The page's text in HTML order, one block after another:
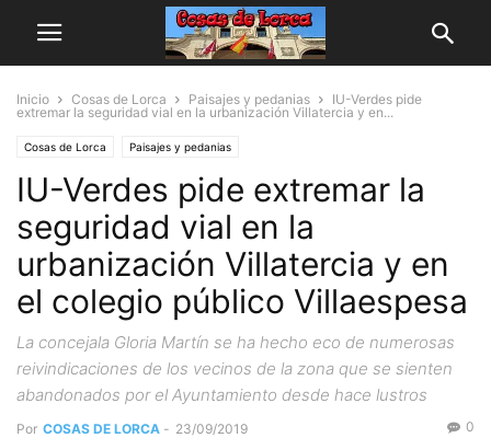
Inicio Cosas de Lorca Paisajes y pedanias
IU-Verdes pide
extremar la seguridad vial en la urbanización Villatercia y en...
Cosas de Lorca Paisajes y pedanias
IU-Verdes pide extremar la
seguridad vial en la
urbanización Villatercia y en
el colegio público Villaespesa
La concejala Gloria Martín se ha hecho eco de numerosas
reivindicaciones de los vecinos de la zona que se sienten
abandonados por el Ayuntamiento desde hace lustros
Por COSAS DE LORCA - 23/09/2019 0